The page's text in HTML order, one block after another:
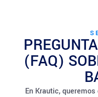
(FAQ)
En Krautic,